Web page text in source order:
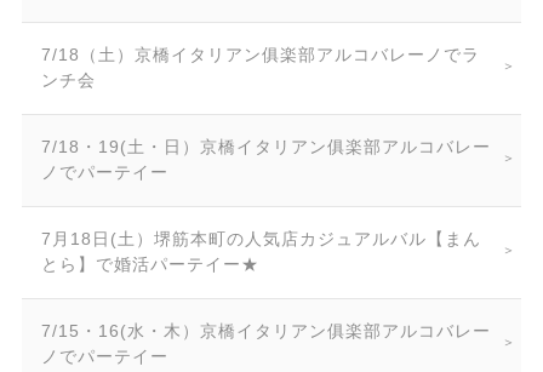
7/18（土）京橋イタリアン俱楽部アルコバレーノでラ
ンチ会
7/18・19(土・日）京橋イタリアン俱楽部アルコバレー
ノでパーテイー
7月18日(土）堺筋本町の人気店カジュアルバル【まん
とら】で婚活パーテイー★
7/15・16(水・木）京橋イタリアン俱楽部アルコバレー
ノでパーテイー